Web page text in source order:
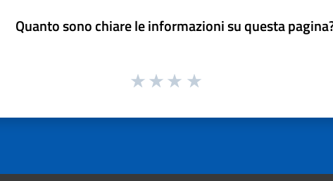
Quanto sono chiare le informazioni su questa